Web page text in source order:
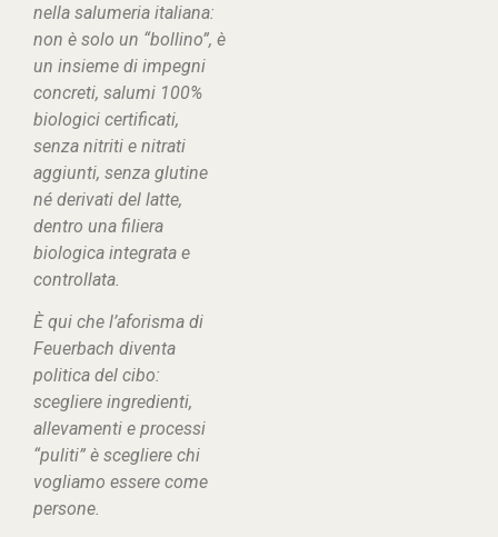
nella salumeria italiana:
non è solo un “bollino”, è
un insieme di impegni
concreti, salumi 100%
biologici certificati,
senza nitriti e nitrati
aggiunti, senza glutine
né derivati del latte,
dentro una filiera
biologica integrata e
controllata.
È qui che l’aforisma di
Feuerbach diventa
politica del cibo:
scegliere ingredienti,
allevamenti e processi
“puliti” è scegliere chi
vogliamo essere come
persone.